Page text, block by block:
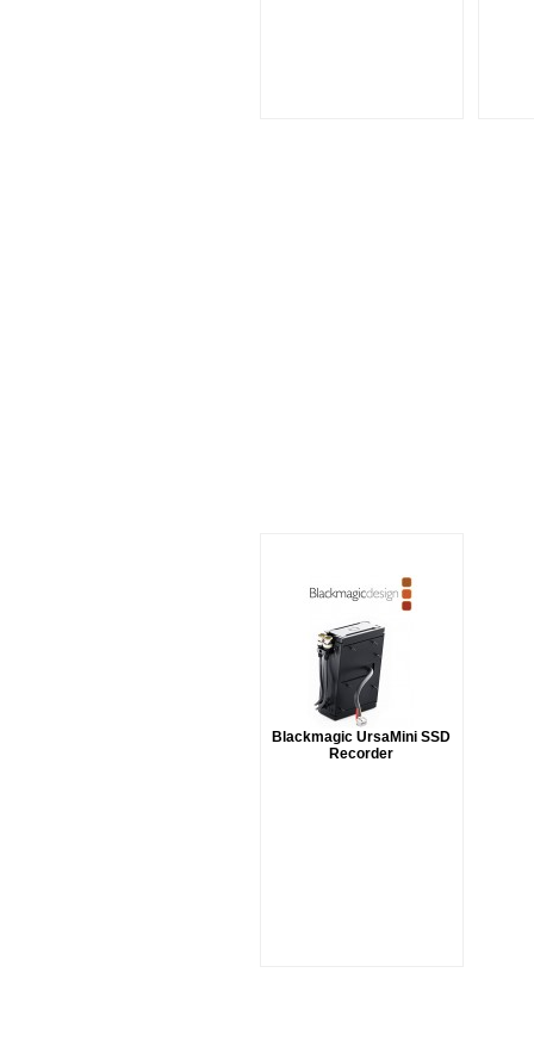
Blackmagic UrsaMini SSD
Recorder